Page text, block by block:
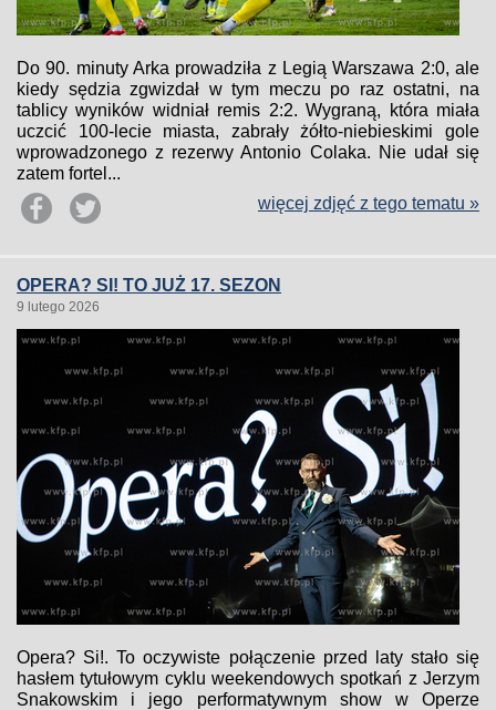
Do 90. minuty Arka prowadziła z Legią Warszawa 2:0, ale
kiedy sędzia zgwizdał w tym meczu po raz ostatni, na
tablicy wyników widniał remis 2:2. Wygraną, która miała
uczcić 100-lecie miasta, zabrały żółto-niebieskimi gole
wprowadzonego z rezerwy Antonio Colaka. Nie udał się
zatem fortel...
więcej zdjęć z tego tematu »
OPERA? SI! TO JUŻ 17. SEZON
9 lutego 2026
Opera? Si!. To oczywiste połączenie przed laty stało się
hasłem tytułowym cyklu weekendowych spotkań z Jerzym
Snakowskim i jego performatywnym show w Operze